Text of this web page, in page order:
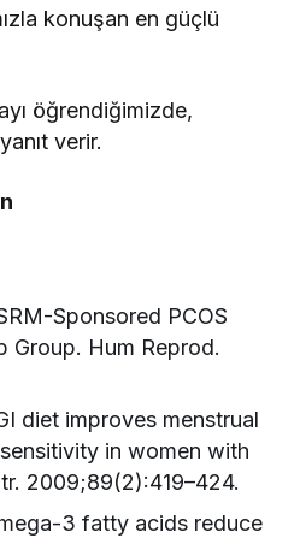
konuşan en güçlü
öğrendiğimizde,
verir.
Sponsored PCOS
Group. Hum Reprod.
diet improves menstrual
in women with
2009;89(2):419–424.
3 fatty acids reduce